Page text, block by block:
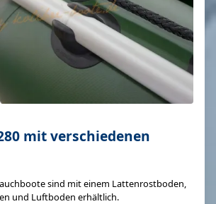
mit verschiedenen
sind mit einem Lattenrostboden,
und Luftboden erhältlich.